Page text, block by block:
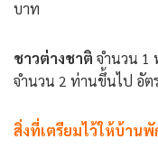
บาท
ชาวต่างชาติ จำนวน 1
จำนวน 2 ท่านขึ้นไป อัต
สิ่งที่เตรียมไว้ให้บ้านพั